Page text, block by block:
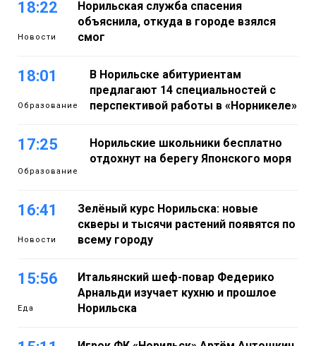
18:22
Новости
Норильская служба спасения
объяснила, откуда в городе взялся
смог
18:01
Образование
В Норильске абитуриентам
предлагают 14 специальностей с
перспективой работы в «Норникеле»
17:25
Образование
Норильские школьники бесплатно
отдохнут на берегу Японского моря
16:41
Новости
Зелёный курс Норильска: новые
скверы и тысячи растений появятся по
всему городу
15:56
Еда
Итальянский шеф-повар Федерико
Арнальди изучает кухню и прошлое
Норильска